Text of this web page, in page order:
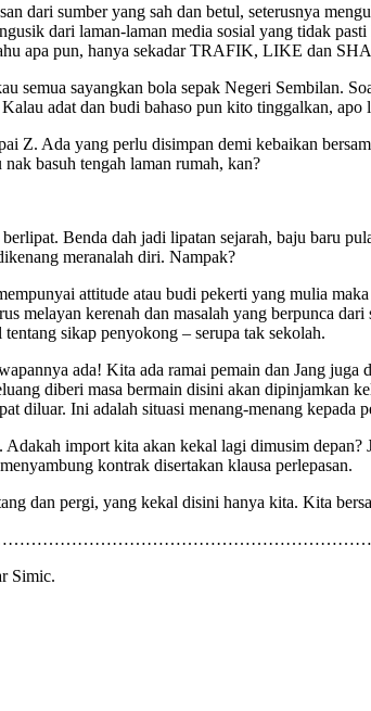
dari sumber yang sah dan betul, seterusnya
dari laman-laman media sosial yang tidak
apa pun, hanya sekadar TRAFIK, LIKE dan
semua sayangkan bola sepak Negeri Sembilan.
adat dan budi bahaso pun kito tinggalkan,
Z. Ada yang perlu disimpan demi kebaikan
basuh tengah laman rumah, kan?
Benda dah jadi lipatan sejarah, baju baru
meranalah diri. Nampak?
attitude atau budi pekerti yang mulia
melayan kerenah dan masalah yang berpunca
sikap penyokong – serupa tak sekolah.
ada! Kita ada ramai pemain dan Jang
diberi masa bermain disini akan dipinjamkan
diluar. Ini adalah situasi menang-menang kepada
import kita akan kekal lagi dimusim
kontrak disertakan klausa perlepasan.
dan pergi, yang kekal disini hanya kita. Kita
Simic.